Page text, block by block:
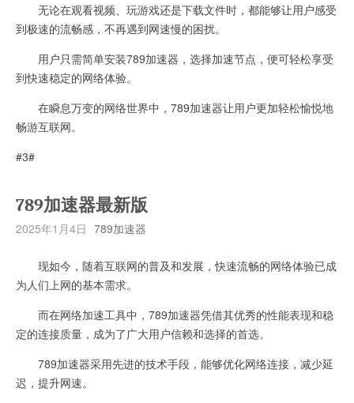
无论在观看视频、玩游戏还是下载文件时，都能够让用户感受
到极速的流畅感，不再遇到网速慢的困扰。
用户只需简单安装789加速器，选择加速节点，便可轻松享受
到快速稳定的网络体验。
在瞬息万变的网络世界中，789加速器让用户更加轻松愉悦地
畅游互联网。
#3#
789加速器最新版
2025年1月4日 789加速器
现如今，随着互联网的普及和发展，快速流畅的网络体验已成
为人们上网的基本需求。
而在网络加速工具中，789加速器凭借其优秀的性能表现和稳
定的连接质量，成为了广大用户信赖和选择的首选。
789加速器采用先进的技术手段，能够优化网络连接，减少延
迟，提升网速。